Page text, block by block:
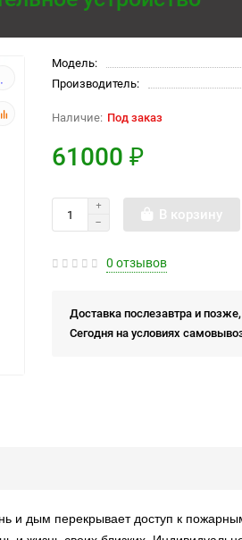
Модель:
Производитель:
Под заказ
61000 ₽
В корзину
0 отзывов
Доставка послезавтра и
Сегодня на условиях
и дым перекрывает доступ к